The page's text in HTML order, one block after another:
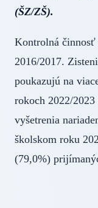
(ŠZ/ZŠ).
Kontrolná činnosť
2016/2017.
poukazujú na
rokoch 2022/
vyšetrenia
školskom roku
(79,0%)